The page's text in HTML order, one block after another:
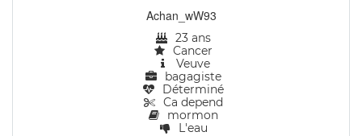
Achan_wW93
23 ans
Cancer
Veuve
bagagiste
Déterminé
Ca depend
mormon
L'eau